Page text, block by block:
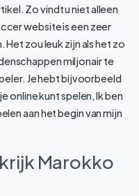
Zo vindt u niet alleen
website is een zeer
zou leuk zijn als het zo
miljonair te
Je hebt bijvoorbeeld
online kunt spelen, Ik ben
aan het begin van mijn
Marokko